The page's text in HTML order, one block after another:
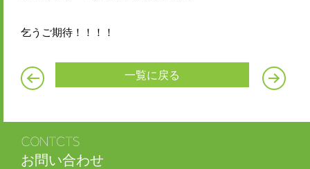
乞うご期待！！！！
一覧に戻る
お問い合わせ